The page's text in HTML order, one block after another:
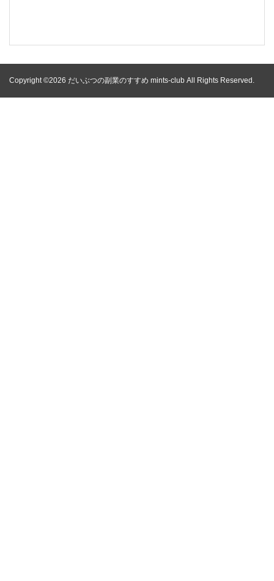
Copyright ©2026 だいぶつの副業のすすめ mints-club All Rights Reserved.